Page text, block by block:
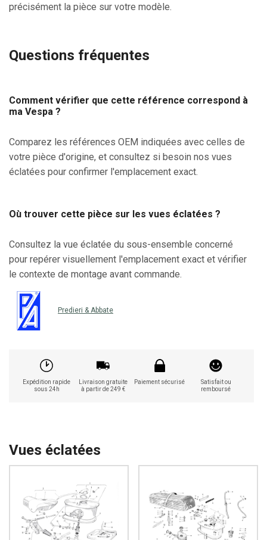
précisément la pièce sur votre modèle.
Questions fréquentes
Comment vérifier que cette référence correspond à
ma Vespa ?
Comparez les références OEM indiquées avec celles de
votre pièce d'origine, et consultez si besoin nos vues
éclatées pour confirmer l'emplacement exact.
Où trouver cette pièce sur les vues éclatées ?
Consultez la vue éclatée du sous-ensemble concerné
pour repérer visuellement l'emplacement exact et vérifier
le contexte de montage avant commande.
Predieri & Abbate
Expédition rapide
sous 24h
Livraison gratuite
à partir de 249 €
Paiement sécurisé
Satisfait ou
remboursé
Vues éclatées